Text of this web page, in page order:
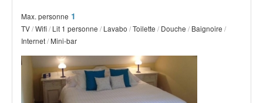
Max. personne 1
TV/Wifi/ Lit 1 personne / Lavabo /Toilette / Douche / Baignoire /
Internet/ Mini-bar